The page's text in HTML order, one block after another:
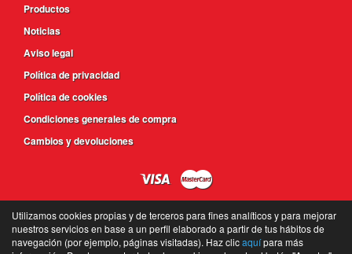
Productos
Noticias
Aviso legal
Política de privacidad
Política de cookies
Condiciones generales de compra
Cambios y devoluciones
Utilizamos cookies propias y de terceros para fines analíticos y para mejorar
nuestros servicios en base a un perfil elaborado a partir de tus hábitos de
navegación (por ejemplo, páginas visitadas). Haz clicaquípara más